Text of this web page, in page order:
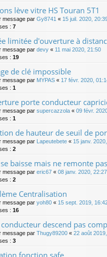
lève vitre HS Touran 5T1
message par Gy8741 « 15 juil. 2020,
: 7
limitée d'ouverture à
message par devy « 11 mai 2020, 21:50
: 19
de clé impossible
message par MYPAS « 17 févr. 2020,
: 1
porte conducteur
message par supercazzola « 09 févr.
: 1
de hauteur de seuil de
message par Lapeutebete « 15 janv.
: 2
baisse mais ne remonte pas
message par eric67 « 08 janv. 2020, 22:27
: 2
Centralisation
message par yoh80 « 15 sept. 2019,
: 16
descend pas
message par Thugy89200 « 22 août
: 3